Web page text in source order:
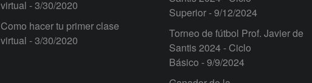
virtual - 3/30/2020
Como hacer tu primer clase
virtual - 3/30/2020
Superior- 9/12/2024
Torneo de fútbol Prof. Javier de
Santis 2024 - Ciclo
Básico - 9/9/2024